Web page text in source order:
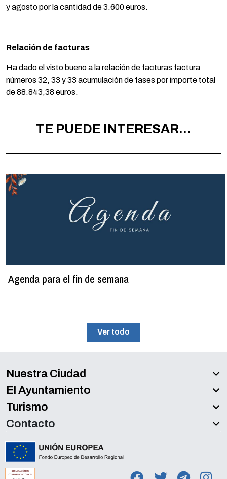
y agosto por la cantidad de 3.600 euros.
Relación de facturas
Ha dado el visto bueno a la relación de facturas factura
números 32, 33 y 33 acumulación de fases por importe total
de 88.843,38 euros.
TE PUEDE INTERESAR...
Agenda para el fin de semana
Ver todo
Nuestra Ciudad
El Ayuntamiento
Turismo
Contacto